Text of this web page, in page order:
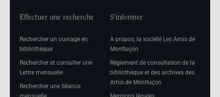
Effectuer une recherche
Rechercher un ouvrage en
bibliothèque
Rechercher et consulter une
Lettre mensuelle
Rechercher une Séance
S'informer
A propos, la société Les Amis de
Montluçon
Réglement de consultation de la
bibliothèque et des archives des
Amis de Montluçon